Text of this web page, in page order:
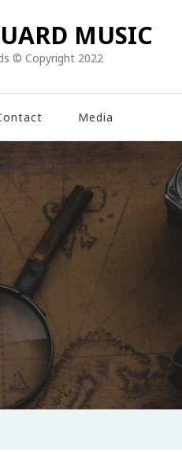
MUSIC
© Copyright 2022
Media